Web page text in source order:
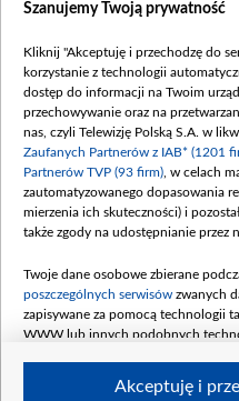
Dofinansowanie 60
(wpłata wrzesień 60
Dofinansowanie 635
Data podpisania
(wpłata wrzesień
mln, listopad 265
Dofinansowanie 48
Data podpisania
Dofinansowanie 900
Data podpisania
26 lutego 80 mln, 4
czerwca 90 mln)
Szanujemy Twoją prywatność
Kliknij "Akceptuję i przechodzę do
korzystanie z technologii
dostęp do informacji na Twoim
przechowywanie oraz na
nas, czyli Telewizję Polską S.A. w
Zaufanych Partnerów z IAB* (1201
Partnerów TVP (93 firm) , w celach
zautomatyzowanego dopasowania
mierzenia ich skuteczności) i
także zgody na udostępnianie przez
Twoje dane osobowe zbierane
poszczególnych serwisów zwanych
zapisywane za pomocą technologii
WWW lub innych podobnych
Akceptuję i